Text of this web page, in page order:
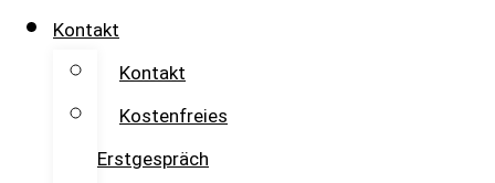
Kontakt
Kontakt
Kostenfreies
Erstgespräch